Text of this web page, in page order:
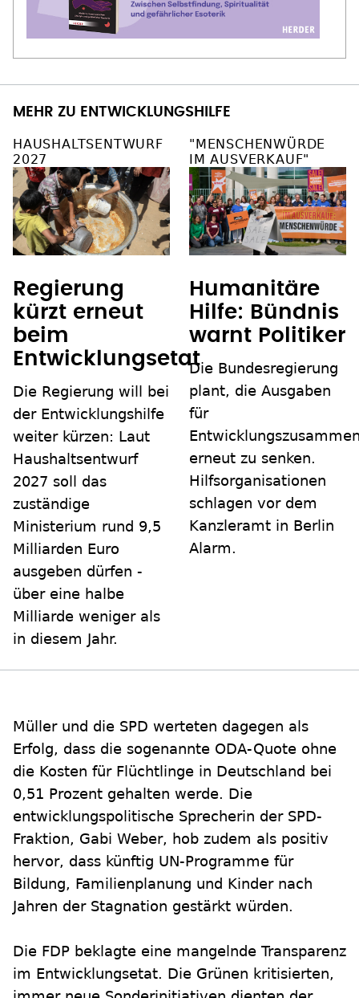
MEHR ZU ENTWICKLUNGSHILFE
HAUSHALTSENTWURF
2027
Regierung
kürzt erneut
beim
Entwicklungsetat
Die Regierung will bei
der Entwicklungshilfe
weiter kürzen: Laut
Haushaltsentwurf
2027 soll das
zuständige
Ministerium rund 9,5
Milliarden Euro
ausgeben dürfen -
über eine halbe
Milliarde weniger als
in diesem Jahr.
"MENSCHENWÜRDE
IM AUSVERKAUF"
Humanitäre
Hilfe: Bündnis
warnt Politiker
Die Bundesregierung
plant, die Ausgaben
für
erneut zu senken.
Hilfsorganisationen
schlagen vor dem
Kanzleramt in Berlin
Alarm.
Müller und die SPD werteten dagegen als
Erfolg, dass die sogenannte ODA-Quote ohne
die Kosten für Flüchtlinge in Deutschland bei
0,51 Prozent gehalten werde. Die
entwicklungspolitische Sprecherin der SPD-
Fraktion, Gabi Weber, hob zudem als positiv
hervor, dass künftig UN-Programme für
Bildung, Familienplanung und Kinder nach
Jahren der Stagnation gestärkt würden.
Die FDP beklagte eine mangelnde Transparenz
im Entwicklungsetat. Die Grünen kritisierten,